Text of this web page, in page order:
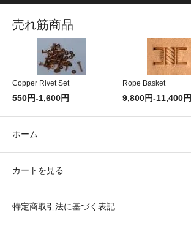
売れ筋商品
Copper Rivet Set
550円-1,600円
Rope Basket
9,800円-11,400円
ホーム
カートを見る
特定商取引法に基づく表記